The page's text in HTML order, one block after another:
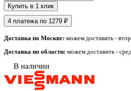
Купить в 1 клик
4 платежа по 1279 ₽
Доставка по Москве: можем доставить -
Доставка по области: можем доставить -
В наличии